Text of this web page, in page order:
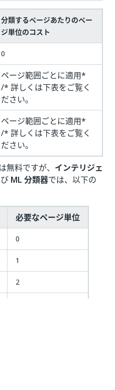
分類するページあたりのペー
ジ単位のコスト
0
ページ範囲ごとに適用*
/* 詳しくは下表をご覧く
ださい。
ページ範囲ごとに適用*
/* 詳しくは下表をご覧く
ださい。
無料ですが、 インテリジェ
ML 分類器では、以下の
必要なページ単位
0
1
2